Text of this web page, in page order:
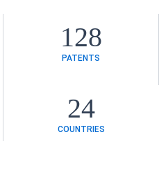
128
PATENTS
24
COUNTRIES